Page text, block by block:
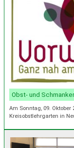
Obst- und
Am Sonntag, 09.
Kreisobstlehrgarten in